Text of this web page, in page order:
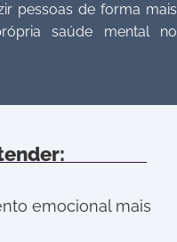
pessoas de forma mais
saúde mental no
emocional mais